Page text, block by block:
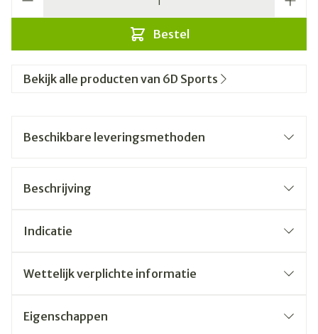
Bestel
Bekijk alle producten van 6D Sports
Beschikbare leveringsmethoden
Beschrijving
Indicatie
Wettelijk verplichte informatie
Eigenschappen